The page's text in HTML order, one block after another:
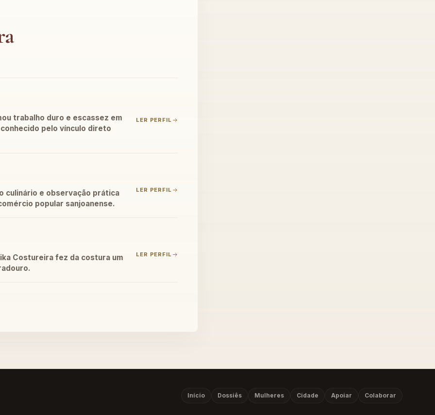
trabalho duro e escassez em
pelo vínculo direto
LER PERFIL
culinário e observação prática
popular sanjoanense.
LER PERFIL
Costureira fez da costura um
LER PERFIL
Início Dossiês Mulheres Cidade Apoiar Colaborar